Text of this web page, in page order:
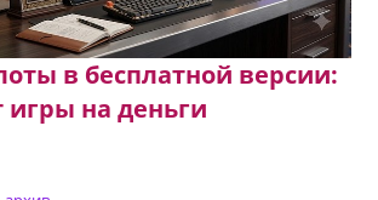
в бесплатной версии:
игры на деньги